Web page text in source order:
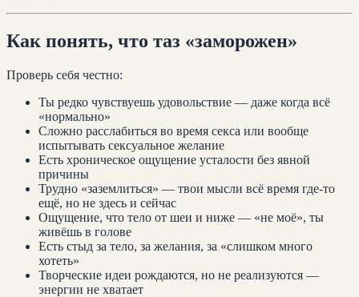
Как понять, что таз «заморожен»
Проверь себя честно:
Ты редко чувствуешь удовольствие — даже когда всё
«нормально»
Сложно расслабиться во время секса или вообще
испытывать сексуальное желание
Есть хроническое ощущение усталости без явной
причины
Трудно «заземлиться» — твои мысли всё время где-то
ещё, но не здесь и сейчас
Ощущение, что тело от шеи и ниже — «не моё», ты
живёшь в голове
Есть стыд за тело, за желания, за «слишком много
хотеть»
Творческие идеи рождаются, но не реализуются —
энергии не хватает